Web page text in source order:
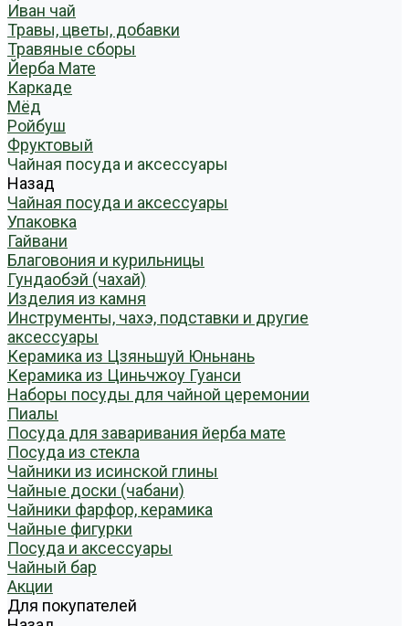
Иван чай
Травы, цветы, добавки
Травяные сборы
Йерба Мате
Каркаде
Мёд
Ройбуш
Фруктовый
Чайная посуда и аксессуары
Назад
Чайная посуда и аксессуары
Упаковка
Гайвани
Благовония и курильницы
Гундаобэй (чахай)
Изделия из камня
Инструменты, чахэ, подставки и другие
аксессуары
Керамика из Цзяньшуй Юньнань
Керамика из Циньчжоу Гуанси
Наборы посуды для чайной церемонии
Пиалы
Посуда для заваривания йерба мате
Посуда из стекла
Чайники из исинской глины
Чайные доски (чабани)
Чайники фарфор, керамика
Чайные фигурки
Посуда и аксессуары
Чайный бар
Акции
Для покупателей